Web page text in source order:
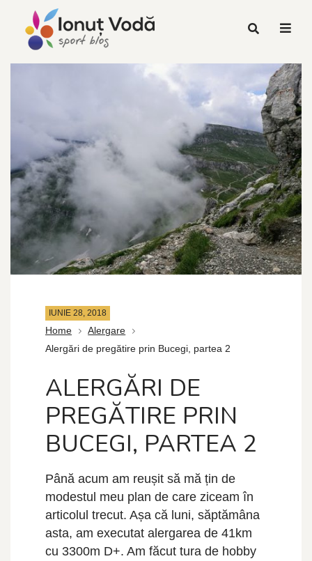
IUNIE 28, 2018
Home
Alergare
Alergări de pregătire prin Bucegi, partea 2
ALERGĂRI DE
PREGĂTIRE PRIN
BUCEGI, PARTEA 2
Până acum am reușit să mă țin de
modestul meu plan de care ziceam în
articolul trecut. Așa că luni, săptămâna
asta, am executat alergarea de 41km
cu 3300m D+. Am făcut tura de hobby